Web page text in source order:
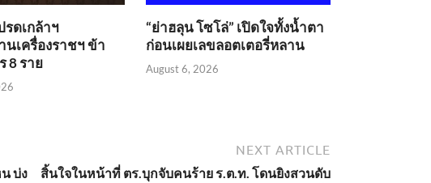
ดเกล้าฯ
นเครื่องราชฯ ข้า
8 ราย
“ย่าฮลุน โซโล่” เปิดใจทั้งน้ำตา
ก่อนเผยเลขลอตเตอรี่หลาน
August 6, 2026
บ่ง
NEXT ARTICLE
สิ้นใจในหน้าที่ ตร.บุกจับคนร้าย ร.ต.ท. โดนยิงสวนดับ